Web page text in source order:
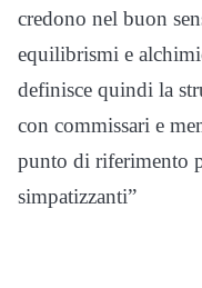
credono nel buon
equilibrismi e
definisce quindi la
con commissari e
punto di riferimento
simpatizzanti”